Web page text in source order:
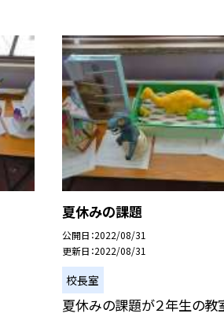
夏休みの課題
公開日 2022/08/31
更新日 2022/08/31
校長室
夏休みの課題が２年生の教